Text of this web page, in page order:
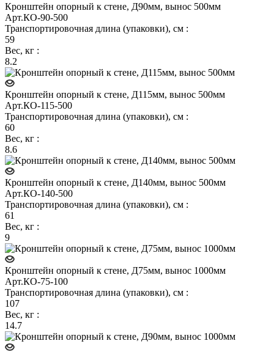
Кронштейн опорный к стене, Д90мм, вынос 500мм
Арт.КО-90-500
Транспортировочная длина (упаковки), см :
59
Вес, кг :
8.2
Кронштейн опорный к стене, Д115мм, вынос 500мм
Арт.КО-115-500
Транспортировочная длина (упаковки), см :
60
Вес, кг :
8.6
Кронштейн опорный к стене, Д140мм, вынос 500мм
Арт.КО-140-500
Транспортировочная длина (упаковки), см :
61
Вес, кг :
9
Кронштейн опорный к стене, Д75мм, вынос 1000мм
Арт.КО-75-100
Транспортировочная длина (упаковки), см :
107
Вес, кг :
14.7